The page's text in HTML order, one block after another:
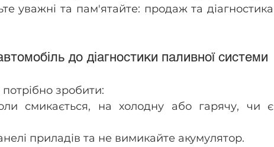
уважні та пам'ятайте: продаж та діагностика
до діагностики паливної системи
зробити:
смикається, на холодну або гарячу, чи є
приладів та не вимикайте акумулятор.